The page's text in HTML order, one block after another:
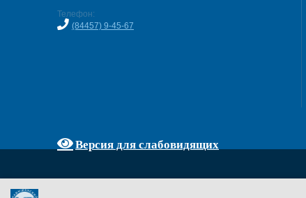
Телефон:
(84457) 9-45-67
Версия для слабовидящих